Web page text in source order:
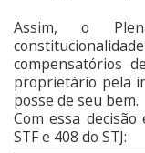
Assim, o
compensatórios
proprietário pela
posse de seu bem.
Com essa
STF e 408 do STJ: